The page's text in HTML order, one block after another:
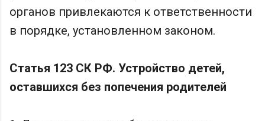
органов привлекаются к ответственности
в порядке, установленном законом.
Статья 123 СК РФ. Устройство детей,
оставшихся без попечения родителей